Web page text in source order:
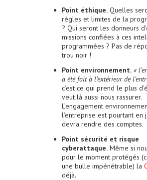
Point éthique. Quelles
règles et limites de la
? Qui seront les donneurs
missions confiées à ces
programmées ? Pas de
trou noir !
Point environnement. «
a été fait à l’extérieur de
c’est ce qui prend le plus
veut là aussi nous rassurer.
L’engagement
l’entreprise est pourtant en
devra rendre des comptes.
Point sécurité et risque
cyberattaque. Même si
pour le moment protégés
une bulle impénétrable) la
déjà.